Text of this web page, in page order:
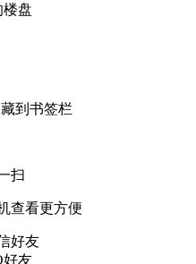
楼盘
到书签栏
扫
查看更方便
好友
好友